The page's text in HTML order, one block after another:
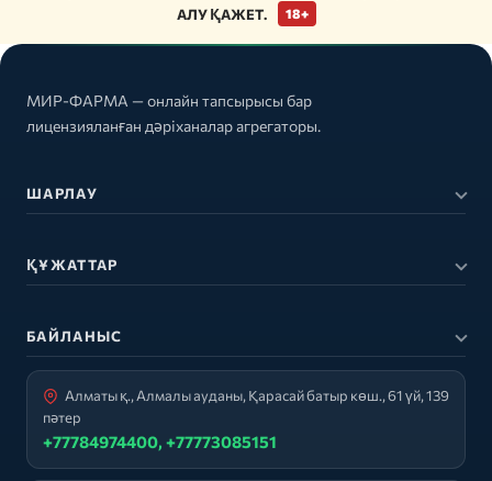
АЛУ ҚАЖЕТ.
18+
МИР-ФАРМА — онлайн тапсырысы бар
лицензияланған дәріханалар агрегаторы.
ШАРЛАУ
ҚҰЖАТТАР
БАЙЛАНЫС
Алматы қ., Алмалы ауданы, Қарасай батыр көш., 61 үй, 139
пәтер
+77784974400, +77773085151